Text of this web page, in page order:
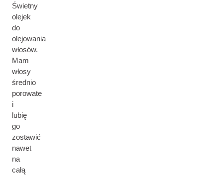
Świetny
olejek
do
olejowania
włosów.
Mam
włosy
średnio
porowate
i
lubię
go
zostawić
nawet
na
całą